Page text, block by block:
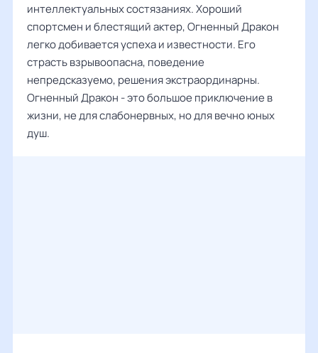
интеллектуальных состязаниях. Хороший
спортсмен и блестящий актер, Огненный Дракон
легко добивается успеха и известности. Его
страсть взрывоопасна, поведение
непредсказуемо, решения экстраординарны.
Огненный Дракон - это большое приключение в
жизни, не для слабонервных, но для вечно юных
душ.